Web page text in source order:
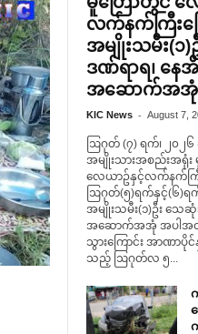
လက်နက်ကြီးက
အမျိုးသမီး(၁)
ဒဏ်ရာရ၊ နေ
အဆောက်အအုံမ
KIC News - August 7,
ဩဂုတ် (၇) ရက်၊ ၂၀၂
အမျိုးသားအစည်းအရုံး
လေယာဥ်နှင့်လက်နက်က
ဩဂုတ်(၅)ရက်နှင့်(၆)ရ
အမျိုးသမီး(၁)ဦး သေဆုံး
အဆောက်အအုံ အပါအဝ
သွားကြောင်း အာဏာပို
သည့် ဩဂုတ်လ ၅...